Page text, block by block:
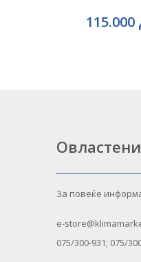
115.000
За повеќе
e-
075/300-931; 075/